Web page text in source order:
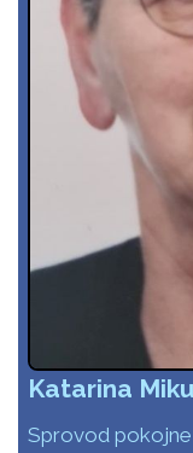
Katarina
Sprovod pokojne